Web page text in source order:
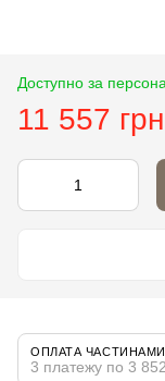
Доступно за
11 557 грн
ОПЛАТА ЧАСТИНАМИ
3 платежу по 3